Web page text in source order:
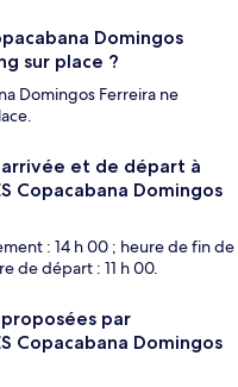
Domingos
sur place ?
Domingos Ferreira ne
et de départ à
Copacabana Domingos
: 14 h 00 ; heure de fin de
de départ : 11 h 00.
par
Copacabana Domingos